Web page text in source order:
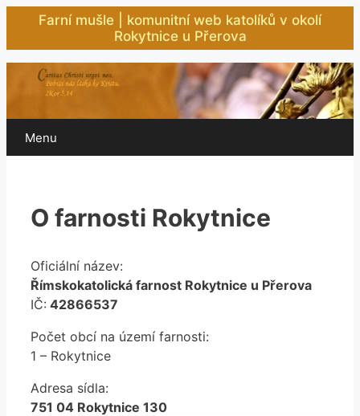
Přeskočit
obsah
Farní mušle | komunitní web katolíků v okolí
Rokytnice u Přerova
Menu
O farnosti Rokytnice
Oficiální název:
Římskokatolická farnost Rokytnice u Přerova
IČ: 42866537
Počet obcí na území farnosti:
1 – Rokytnice
Adresa sídla:
751 04 Rokytnice 130